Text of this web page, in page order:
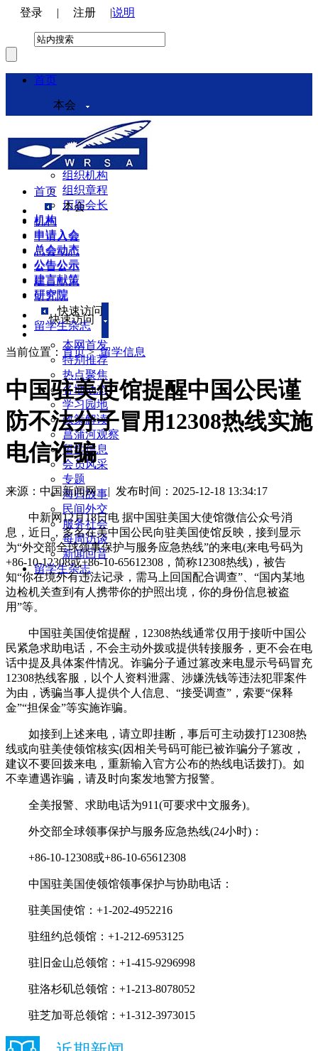
登录 | 注册 |说明
首页
本会
本会介绍
领导机构
理事会
组织机构
组织章程
历届会长
机构
申请入会
总会动态
公告公示
建言献策
研究院
快速访问
本网首发
特别推荐
热点聚焦
各地动态
学习园地
政策解读
菖蒲河观察
留学信息
会员风采
专题
海归故事
民间外交
服务社会
每周访谈
新闻回音
留学生杂志
首页
本会
机构
申请入会
总会动态
公告公示
建言献策
研究院
快速访问
留学生杂志
当前位置： 首页>留学信息
中国驻美使馆提醒中国公民谨
防不法分子冒用12308热线实施
电信诈骗
来源：中国新闻网 | 发布时间：2025-12-18 13:34:17
中新网12月18日电 据中国驻美国大使馆微信公众号消
息，近日，多名在美中国公民向驻美国使馆反映，接到显示
为“外交部全球领事保护与服务应急热线”的来电(来电号码为
+86-10-12308或+86-10-65612308，简称12308热线)，被告
知“你在境外有违法记录，需马上回国配合调查”、“国内某地
边检机关查到有人携带你的护照出境，你的身份信息被盗
用”等。
中国驻美国使馆提醒，12308热线通常仅用于接听中国公
民紧急求助电话，不会主动外拨或提供转接服务，更不会在电
话中提及具体案件情况。诈骗分子通过篡改来电显示号码冒充
12308热线客服，以个人资料泄露、涉嫌洗钱等违法犯罪案件
为由，诱骗当事人提供个人信息、“接受调查”，索要“保释
金”“担保金”等实施诈骗。
如接到上述来电，请立即挂断，事后可主动拨打12308热
线或向驻美使领馆核实(因相关号码可能已被诈骗分子篡改，
建议不要回拨来电，重新输入官方公布的热线电话拨打)。如
不幸遭遇诈骗，请及时向案发地警方报警。
全美报警、求助电话为911(可要求中文服务)。
外交部全球领事保护与服务应急热线(24小时)：
+86-10-12308或+86-10-65612308
中国驻美国使领馆领事保护与协助电话：
驻美国使馆：+1-202-4952216
驻纽约总领馆：+1-212-6953125
驻旧金山总领馆：+1-415-9296998
驻洛杉矶总领馆：+1-213-8078052
驻芝加哥总领馆：+1-312-3973015